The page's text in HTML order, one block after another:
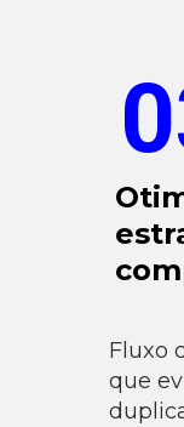
Fluxo
que